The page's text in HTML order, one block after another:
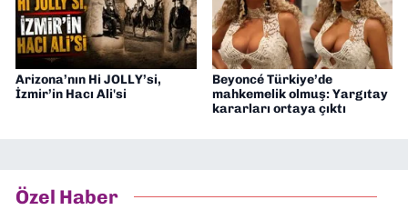
Arizona’nın Hi JOLLY’si,
İzmir’in Hacı Ali'si
Beyoncé Türkiye’de
mahkemelik olmuş: Yargıtay
kararları ortaya çıktı
Özel Haber